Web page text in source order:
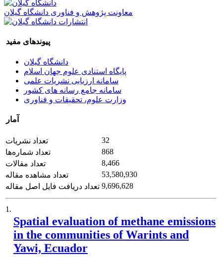
معاونت پژوهش و فناوری دانشگاه گیلان
پیوندهای مفید
دانشگاه گیلان
پایگاه استنادی علوم جهان اسلام
سامانه ارزیابی نشریات علمی
سامانه جامع رسانه های کشور
وزارت علوم، تحقیقات و فناوری
آمار
تعداد نشریات
32
تعداد شماره‌ها
868
تعداد مقالات
8,466
تعداد مشاهده مقاله
53,580,930
تعداد دریافت فایل اصل مقاله 9,696,628
1.
Spatial evaluation of methane emissions
in the communities of Warints and
Yawi, Ecuador